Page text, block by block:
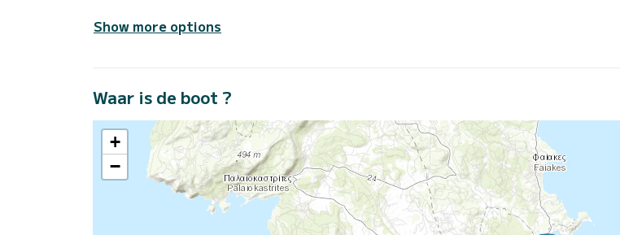
Show more options
Waar is de boot ?
+
−